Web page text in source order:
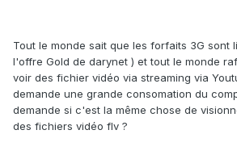
Tout le monde sait que les forfaits 3G sont
l'offre Gold de darynet ) et tout le monde
voir des fichier vidéo via streaming via
demande une grande consomation du
demande si c'est la même chose de
des fichiers vidéo flv ?